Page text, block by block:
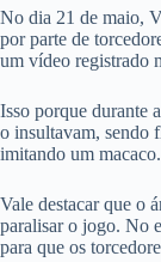
No dia 21 de maio,
por parte de
um vídeo registrado
Isso porque durante
o insultavam, sendo
imitando um macaco.
Vale destacar que o
paralisar o jogo. No
para que os